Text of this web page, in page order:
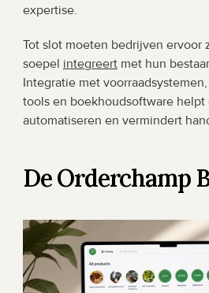
expertise.
Tot slot moeten bedrijven ervoor
soepel integreert met hun
Integratie met
tools en boekhoudsoftware
automatiseren en vermindert
De Orderchamp